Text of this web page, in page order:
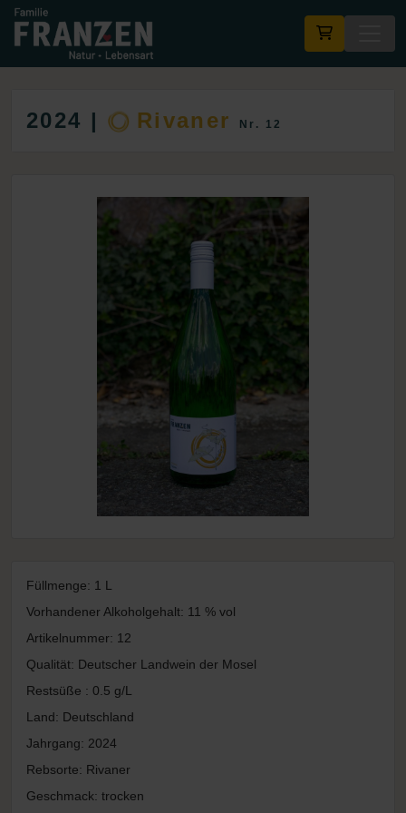
2024 | Rivaner Nr. 12
Füllmenge: 1 L
Vorhandener Alkoholgehalt: 11 % vol
Artikelnummer: 12
Qualität: Deutscher Landwein der Mosel
Restsüße : 0.5 g/L
Land: Deutschland
Jahrgang: 2024
Rebsorte: Rivaner
Geschmack: trocken